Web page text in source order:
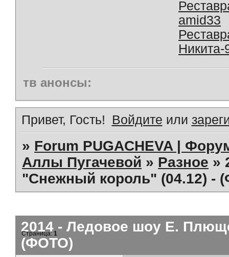
amid33
Никита-
тв анонсы:
Привет, Гость! Войдите или
» Forum PUGACHEVA |
Аллы Пугачевой » Разное »
"Снежный король" (04.12) -
2014 - Ледовое шоу Е.
(ФОТО)
Страница:1